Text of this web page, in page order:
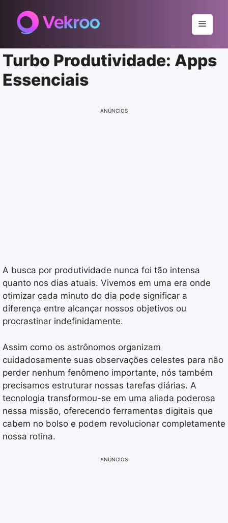
para
Menu
Turbo Produtividade: Apps
Essenciais
ANÚNCIOS
A busca por produtividade nunca foi tão intensa
quanto nos dias atuais. Vivemos em uma era onde
otimizar cada minuto do dia pode significar a
diferença entre alcançar nossos objetivos ou
procrastinar indefinidamente.
Assim como os astrônomos organizam
cuidadosamente suas observações celestes para não
perder nenhum fenômeno importante, nós também
precisamos estruturar nossas tarefas diárias. A
tecnologia transformou-se em uma aliada poderosa
nessa missão, oferecendo ferramentas digitais que
cabem no bolso e podem revolucionar completamente
nossa rotina.
ANÚNCIOS